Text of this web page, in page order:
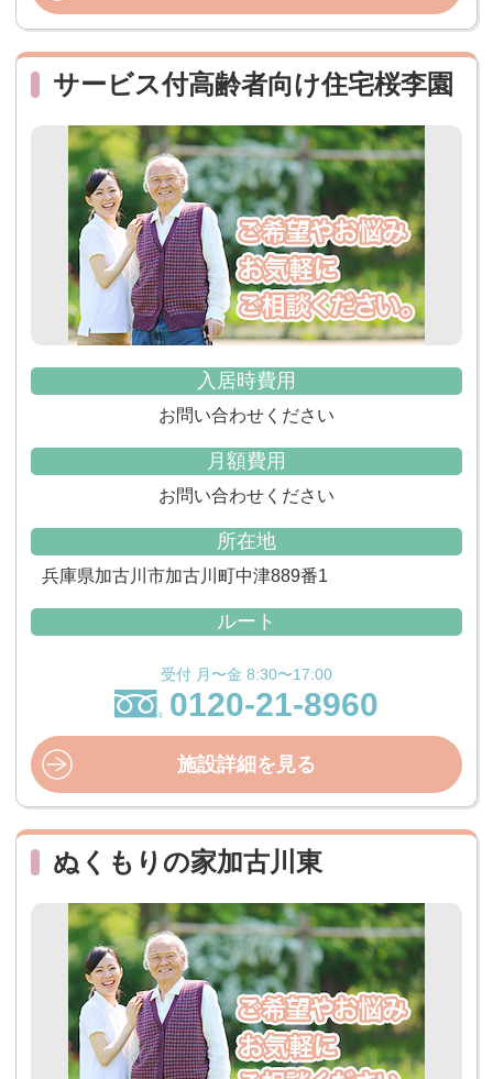
サービス付高齢者向け住宅桜李園
入居時費用
お問い合わせください
月額費用
お問い合わせください
所在地
兵庫県加古川市加古川町中津889番1
ルート
受付 月〜金 8:30〜17:00
0120-21-8960
施設詳細を見る
ぬくもりの家加古川東